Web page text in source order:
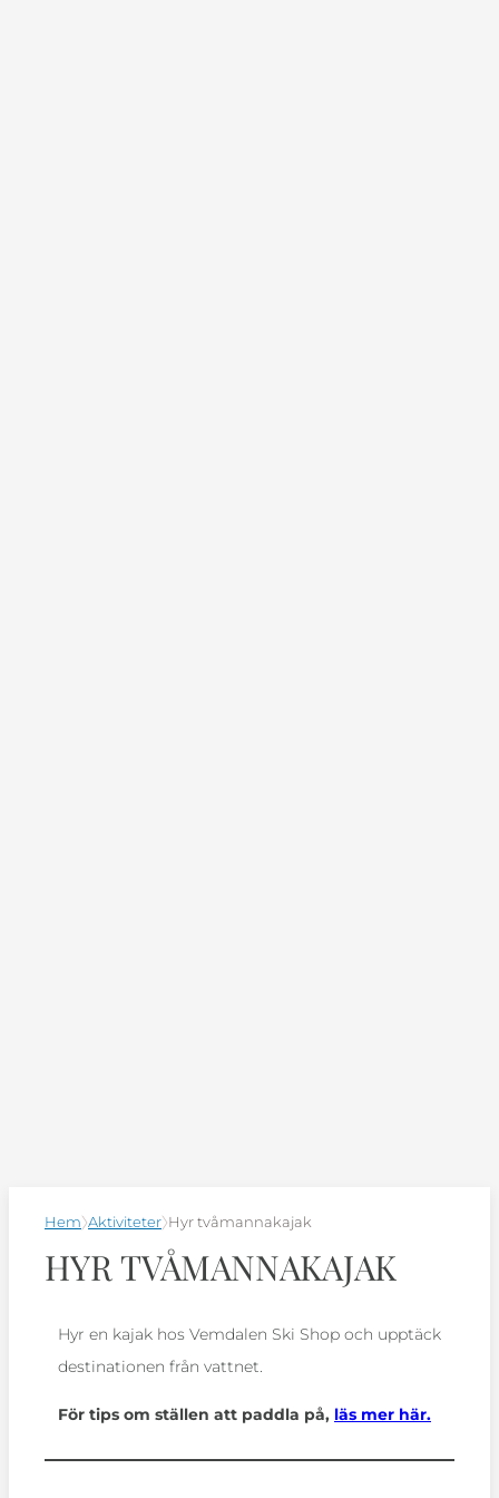
Hem Aktiviteter Hyr tvåmannakajak
HYR TVÅMANNAKAJAK
Hyr en kajak hos Vemdalen Ski Shop och upptäck
destinationen från vattnet.
För tips om ställen att paddla på, läs mer här.